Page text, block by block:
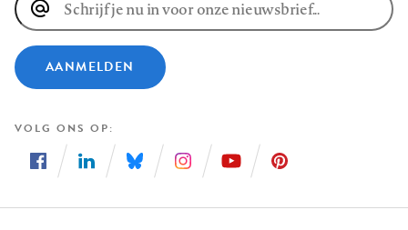
E-
mailadres
AANMELDEN
VOLG ONS OP
ons
ons
ons
ons
ons
ons